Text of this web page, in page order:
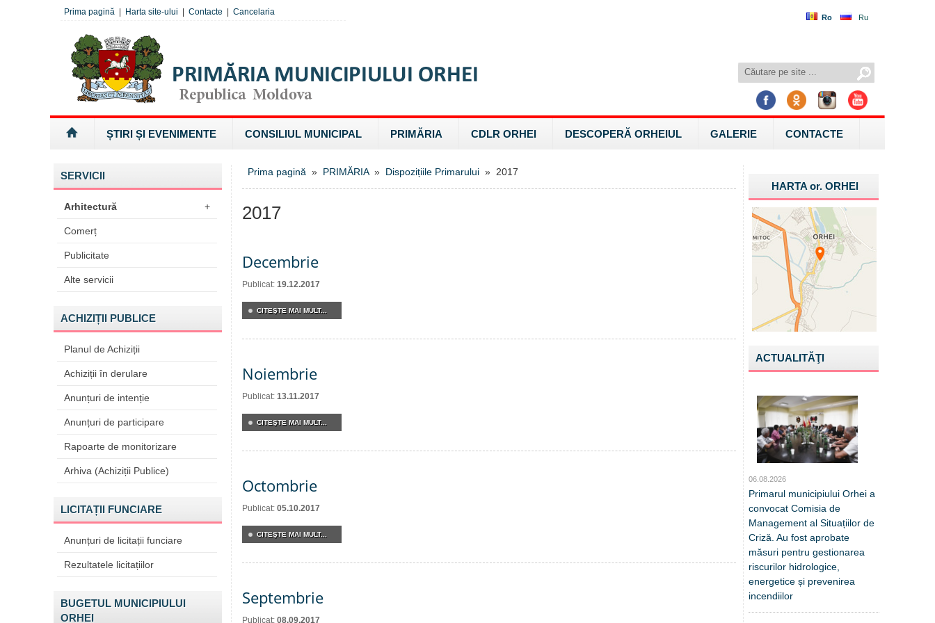
Ro Ru
Prima pagină Harta site-ului Contacte Cancelaria
ȘTIRI ȘI EVENIMENTE CONSILIUL MUNICIPAL PRIMĂRIA CDLR ORHEI DESCOPERĂ ORHEIUL GALERIE CONTACTE
SERVICII
Arhitectură +
Comerț
Publicitate
Alte servicii
ACHIZIȚII PUBLICE
Planul de Achiziții
Achiziții în derulare
Anunțuri de intenție
Anunțuri de participare
Rapoarte de monitorizare
Arhiva (Achiziții Publice)
LICITAȚII FUNCIARE
Anunțuri de licitații funciare
Rezultatele licitațiilor
BUGETUL MUNICIPIULUI
ORHEI
Prima pagină » PRIMĂRIA» Dispozițiile Primarului » 2017
2017
Decembrie
Publicat: 19.12.2017
CITEŞTE MAI MULT...
Noiembrie
Publicat: 13.11.2017
CITEŞTE MAI MULT...
Octombrie
Publicat: 05.10.2017
CITEŞTE MAI MULT...
Septembrie
Publicat: 08.09.2017
HARTA or.ORHEI
ACTUALITĂŢI
06.08.2026
Primarul municipiului Orhei a
convocat Comisia de
Management al Situațiilor de
Criză. Au fost aprobate
măsuri pentru gestionarea
riscurilor hidrologice,
energetice și prevenirea
incendiilor